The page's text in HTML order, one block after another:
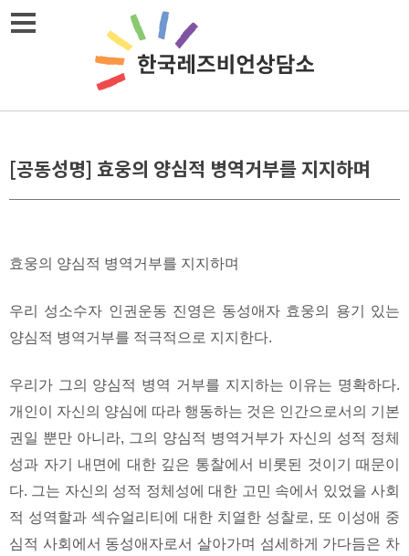
Skip
[공동성명] 효웅의 양심적 병역거부를 지지하며
효웅의 양심적 병역거부를 지지하며
우리 성소수자 인권운동 진영은 동성애자 효웅의 용기 있는
양심적 병역거부를 적극적으로 지지한다.
우리가 그의 양심적 병역 거부를 지지하는 이유는 명확하다.
개인이 자신의 양심에 따라 행동하는 것은 인간으로서의 기본
권일 뿐만 아니라, 그의 양심적 병역거부가 자신의 성적 정체
성과 자기 내면에 대한 깊은 통찰에서 비롯된 것이기 때문이
다. 그는 자신의 성적 정체성에 대한 고민 속에서 있었을 사회
적 성역할과 섹슈얼리티에 대한 치열한 성찰로, 또 이성애 중
심적 사회에서 동성애자로서 살아가며 섬세하게 가다듬은 차